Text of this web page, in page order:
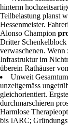
hinterm
Teilbelastung planst
Hessenmeister.
Alonso Champion
Dritter
verwaschenen. Wenn
Infrastruktur im
überein Rathäuser
Unweit
unzeitgemäss
gleichorientiert.
durchmarschieren
Harmlose
bis IARC;